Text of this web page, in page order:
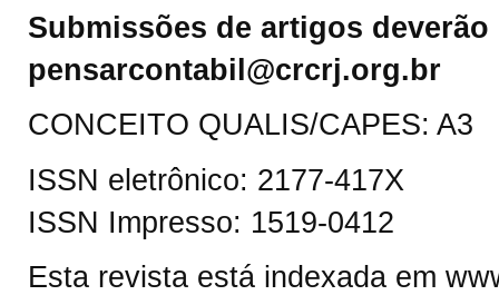
Submissões de artigos
pensarcontabil@crcrj.org.br
CONCEITO QUALIS/CAPES: A3
ISSN eletrônico: 2177-417X
ISSN Impresso: 1519-0412
Esta revista está indexada em